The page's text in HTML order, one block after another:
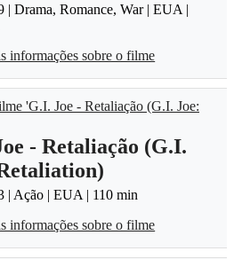
| Drama, Romance, War | EUA |
informações sobre o filme
- Retaliação (G.I.
| Ação | EUA | 110 min
informações sobre o filme